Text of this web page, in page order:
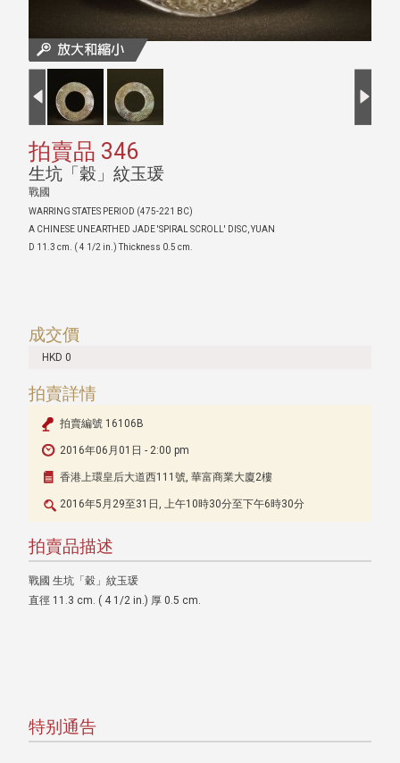
拍賣品 346
生坑「穀」紋玉瑗
戰國
WARRING STATES PERIOD (475-221 BC)
A CHINESE UNEARTHED JADE 'SPIRAL SCROLL' DISC, YUAN
D 11.3 cm. ( 4 1/2 in.) Thickness 0.5 cm.
成交價
HKD 0
拍賣詳情
拍賣編號 16106B
2016年06月01日 - 2:00 pm
香港上環皇后大道西111號, 華富商業大廈2樓
2016年5月29至31日, 上午10時30分至下午6時30分
拍賣品描述
戰國 生坑「穀」紋玉瑗
直徑 11.3 cm. ( 4 1/2 in.) 厚 0.5 cm.
特别通告